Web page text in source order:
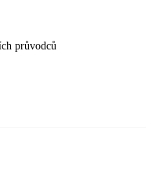
průvodců